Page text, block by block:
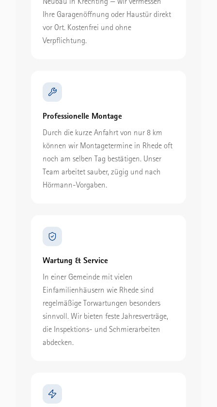
Ihre Garagenöffnung oder Haustür direkt
vor Ort. Kostenfrei und ohne
Verpflichtung.
Professionelle Montage
Durch die kurze Anfahrt von nur 8 km
können wir Montagetermine in Rhede oft
noch am selben Tag bestätigen. Unser
Team arbeitet sauber, zügig und nach
Hörmann-Vorgaben.
Wartung & Service
In einer Gemeinde mit vielen
Einfamilienhäusern wie Rhede sind
regelmäßige Torwartungen besonders
sinnvoll. Wir bieten feste Jahresverträge,
die Inspektions- und Schmierarbeiten
abdecken.